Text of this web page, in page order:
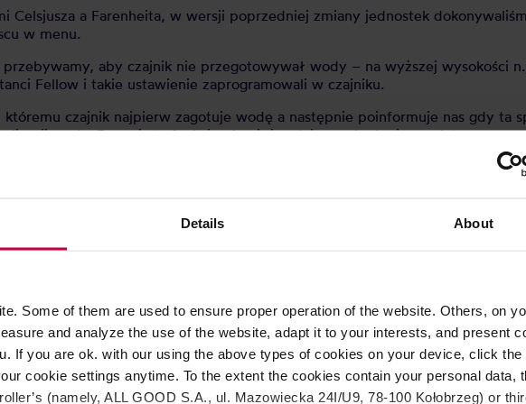
Details About
Some of them are used to ensure proper operation of the website. Others, on
and analyze the use of the website, adapt it to your interests, and present
If you are ok. with our using the above types of cookies on your device, click the
cookie settings anytime. To the extent the cookies contain your personal data,
(namely, ALL GOOD S.A., ul. Mazowiecka 24I/U9, 78-100 Kołobrzeg) or
a Farenheita, w wersji poprzedniej zmiany jednostek
w menu.
przebywamy, aby czajnik nie przegotowywał wody – na wyższej wysokości
Fellow i takie ustawienie zaprogramowali w czajniku.
czajnik najpierw zagotuje wodę a następnie poinformuje nas gdy ta
wody. Docenią tą funkcję również rodzice małych niemowląt.
znane ze starszej wersji – tam zmiany dokonywaliśmy mechanicznym
temp. – 15, 30, 45 czy 60 min (w starszej wersji była to niezmienna
francuskim i hiszpańskim.
zegarem.